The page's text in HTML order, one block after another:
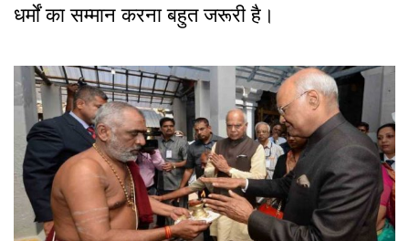
धर्मों का सम्मान करना बहुत जरूरी है।